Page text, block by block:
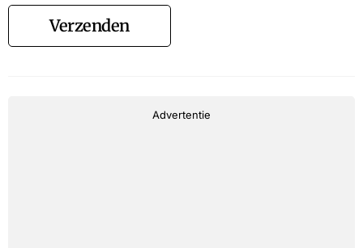
Verzenden
Advertentie